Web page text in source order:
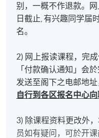
别，一概不作退款。
日截止, 有兴趣同学届
名。
2) 网上报读课程，完
「付款确认通知」会
发送至阁下之电邮地
自行到各区报名中心
3) 除课程资料更改外
员如有疑问，可於开